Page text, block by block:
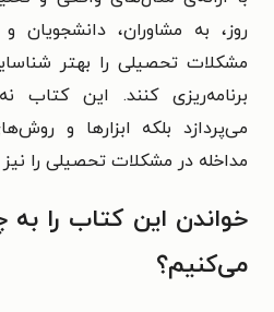
روز، به مشاوران،
مشکلات تحصیلی را بهتر
برنامه‌ریزی کنند. این کتاب
می‌پردازد بلکه ابزارها و
مداخله در مشکلات تحصیلی را
خواندن این کتاب را
می‌کنیم؟